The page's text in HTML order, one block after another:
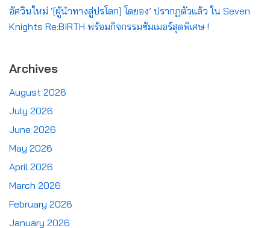
อัศวินใหม่ ‘[ผู้นำทางสู่ปรโลก] โดยอง’ ปรากฏตัวแล้ว ใน Seven
Knights Re:BIRTH พร้อมกิจกรรมซัมเมอร์สุดพิเศษ !
Archives
August 2026
July 2026
June 2026
May 2026
April 2026
March 2026
February 2026
January 2026